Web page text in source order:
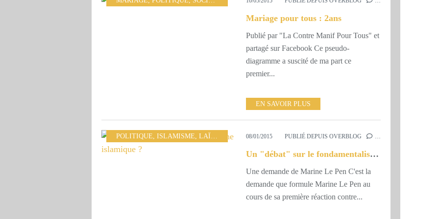
Mariage pour tous : 2ans
Publié par "La Contre Manif Pour Tous" et
partagé sur Facebook Ce pseudo-
diagramme a suscité de ma part ce
premier...
EN SAVOIR PLUS
POLITIQUE, ISLAMISME, LAÏCITÉ 08/01/2015 PUBLIÉ DEPUIS OVERBLOG …
Un "débat" sur le fondamentalisme islamique ?
Une demande de Marine Le Pen C'est la
demande que formule Marine Le Pen au
cours de sa première réaction contre...